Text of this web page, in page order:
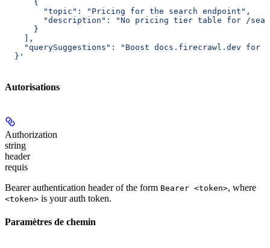
      {
        "topic": "Pricing for the search endpoint",
"description": "No pricing tier table for /
      }
    ],
"querySuggestions": "Boost docs.firecrawl.dev for
  }'
Autorisations
Authorization
string
header
requis
Bearer authentication header of the form Bearer <token>, where
<token> is your auth token.
Paramètres de chemin